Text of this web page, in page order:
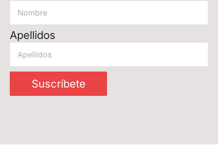
Apellidos
Suscríbete